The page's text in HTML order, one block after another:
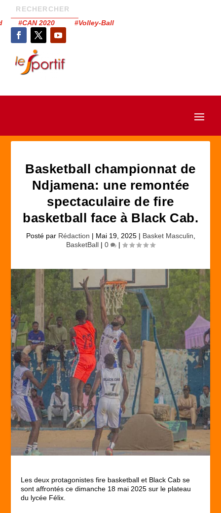
#CAN 2020 #Volley-Ball
Basketball championnat de
Ndjamena: une remontée
spectaculaire de fire
basketball face à Black Cab.
Posté par Rédaction | Mai 19, 2025| Basket Masculin
BasketBall | 0 |
Les deux protagonistes fire basketball et Black Cab se
sont affrontés ce dimanche 18 mai 2025 sur le plateau
du lycée Félix.